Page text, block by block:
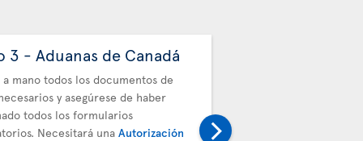
3 - Aduanas de Canadá
a mano todos los documentos de
y asegúrese de haber
todos los formularios
Necesitará unaAutorización